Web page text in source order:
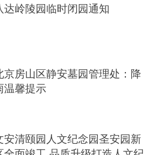
“代客祭扫”服务，弥补了部分
亲人的遗憾。礼仪师擦拭墓
意，并通过照片将仪式全程
供温暖贴心和多样化的追思
达岭陵园临时闭园通知
京房山区静安墓园管理处：降
温馨提示
安清颐园人文纪念园圣安园新